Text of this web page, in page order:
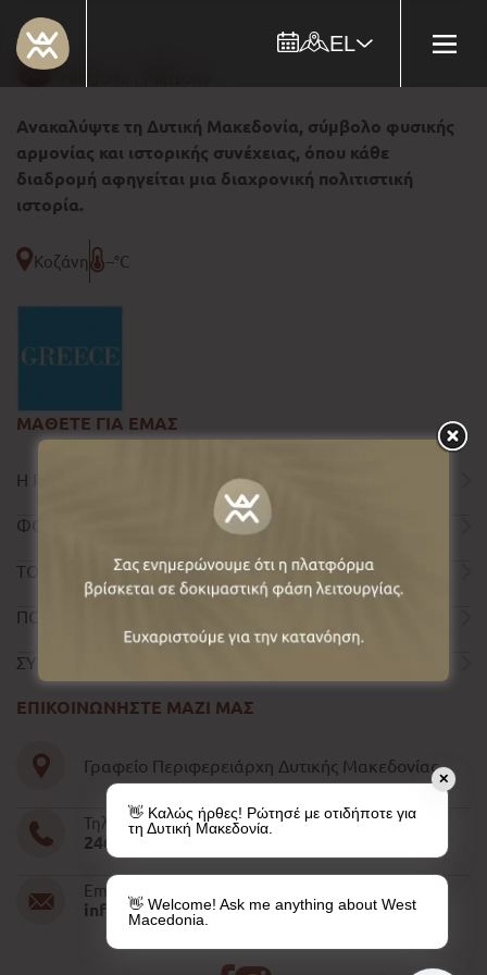
EL
Ανακαλύψτε τη Δυτική Μακεδονία, σύμβολο φυσικής
αρμονίας και ιστορικής συνέχειας, όπου κάθε
διαδρομή αφηγείται μια διαχρονική πολιτιστική
ιστορία.
Κοζάνη --°C
ΜΑΘΕΤΕ ΓΙΑ ΕΜΑΣ
Η ΠΕΡΙΦΕΡΕΙΑ
ΦΟΡΜΑ ΕΠΙΚΟΙΝΩΝΙΑΣ
ΤΟΥΡΙΣΤΙΚΟΣ ΟΔΗΓΟΣ
ΠΟΛΙΤΙΚΗ ΑΠΟΡΡΗΤΟΥ
ΣΥΝΤΕΛΕΣΤΕΣ
ΕΠΙΚΟΙΝΩΝΗΣΤΕ ΜΑΖΙ ΜΑΣ
Γραφείο Περιφερειάρχη Δυτικής Μακεδονίας
Τηλέφωνο
2461052610-11-15
Email
info@pdm.gov.gr
✕
👋 Καλώς ήρθες! Ρώτησέ με οτιδήποτε για
τη Δυτική Μακεδονία.
👋 Welcome! Ask me anything about West
Macedonia.